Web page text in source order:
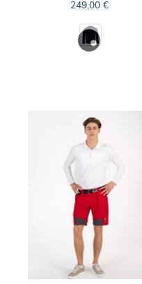
249,00 €